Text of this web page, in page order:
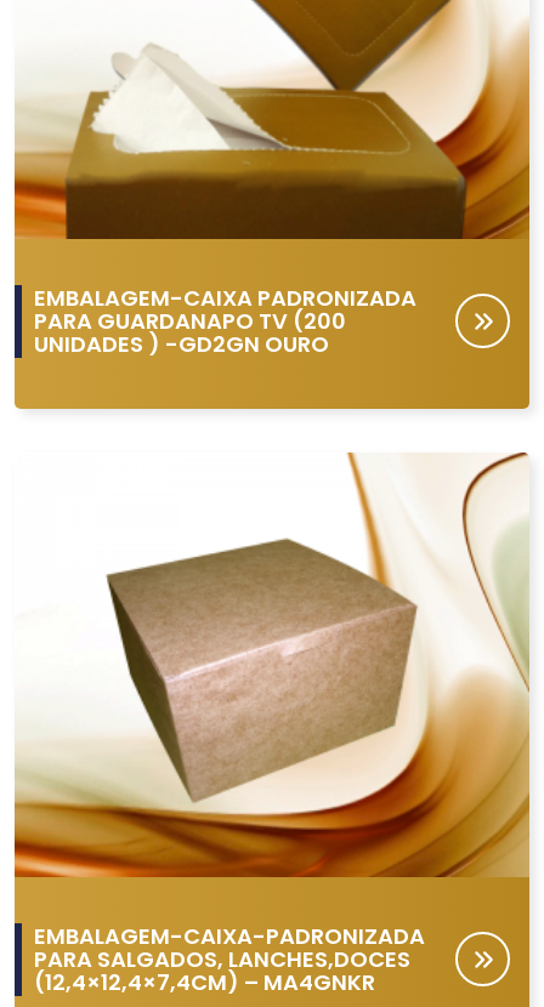
EMBALAGEM-CAIXA PADRONIZADA
PARA GUARDANAPO TV (200
UNIDADES ) -GD2GN OURO
EMBALAGEM-CAIXA-PADRONIZADA
PARA SALGADOS, LANCHES,DOCES
(12,4×12,4×7,4CM) – MA4GNKR